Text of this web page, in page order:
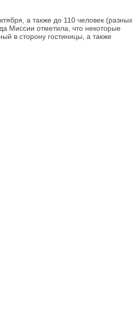
а также до 110 человек (разных
Миссии отметила, что некоторые
в сторону гостиницы, а также